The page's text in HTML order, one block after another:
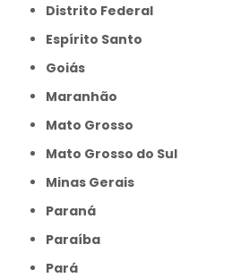
Distrito Federal
Espírito Santo
Goiás
Maranhão
Mato Grosso
Mato Grosso do Sul
Minas Gerais
Paraná
Paraíba
Pará